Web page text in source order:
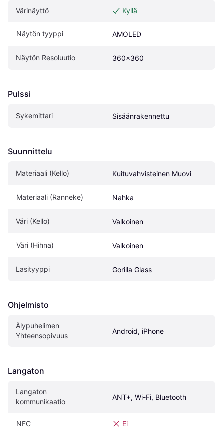
Värinäyttö Kyllä
Näytön tyyppi AMOLED
Näytön Resoluutio 360x360
Pulssi
Sykemittari Sisäänrakennettu
Suunnittelu
Materiaali (Kello) Kuituvahvisteinen Muovi
Materiaali (Ranneke) Nahka
Väri (Kello) Valkoinen
Väri (Hihna) Valkoinen
Lasityyppi Gorilla Glass
Ohjelmisto
Älypuhelimen
Yhteensopivuus
Android, iPhone
Langaton
Langaton
kommunikaatio
ANT+, Wi-Fi, Bluetooth
NFC Ei